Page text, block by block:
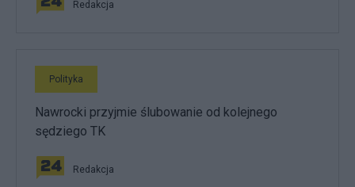
Redakcja
Polityka
Nawrocki przyjmie ślubowanie od kolejnego
sędziego TK
Redakcja